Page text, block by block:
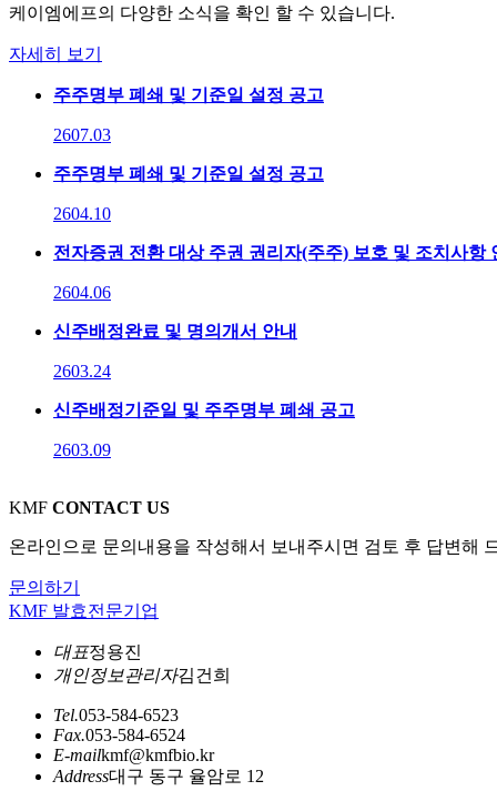
케이엠에프의 다양한 소식을 확인 할 수 있습니다.
자세히 보기
주주명부 폐쇄 및 기준일 설정 공고
2607.03
주주명부 폐쇄 및 기준일 설정 공고
2604.10
전자증권 전환 대상 주권 권리자(주주) 보호 및 조치사항
2604.06
신주배정완료 및 명의개서 안내
2603.24
신주배정기준일 및 주주명부 폐쇄 공고
2603.09
KMF CONTACT US
온라인으로 문의내용을 작성해서 보내주시면 검토 후 답변해
문의하기
KMF 발효전문기업
대표정용진
개인정보관리자김건희
Tel.053-584-6523
Fax.053-584-6524
E-mailkmf@kmfbio.kr
Address대구 동구 율암로 12